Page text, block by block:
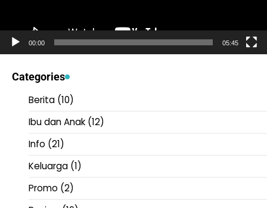
00:00 05:45
Categories
Berita (10)
Ibu dan Anak (12)
Info (21)
Keluarga (1)
Promo (2)